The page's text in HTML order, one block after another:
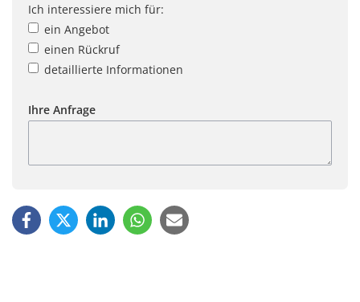
Ich interessiere mich für:
ein Angebot
einen Rückruf
detaillierte Informationen
Ihre Anfrage